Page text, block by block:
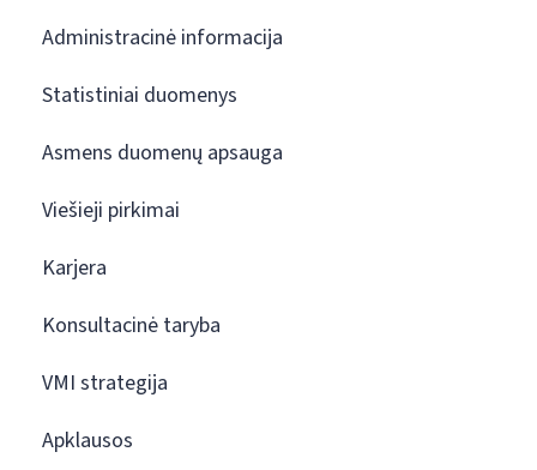
Administracinė informacija
Statistiniai duomenys
Asmens duomenų apsauga
Viešieji pirkimai
Karjera
Konsultacinė taryba
VMI strategija
Apklausos